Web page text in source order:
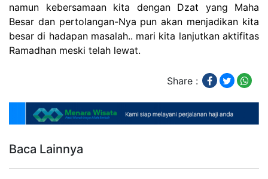
namun kebersamaan kita dengan Dzat yang Maha
Besar dan pertolangan-Nya pun akan menjadikan kita
besar di hadapan masalah.. mari kita lanjutkan aktifitas
Ramadhan meski telah lewat.
Share :
Baca Lainnya